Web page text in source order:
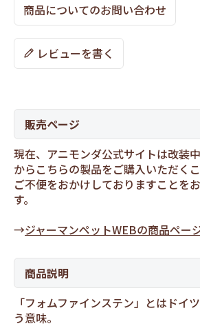
商品についてのお問い合わせ
レビューを書く
販売ページ
現在、アニモンダ公式サイトは改装
からこちらの製品をご購入いただく
ご不便をおかけしておりますことを
す。
→ジャーマンペットWEBの商品ペー
商品説明
「フォムファインステン」とはドイ
う意味。